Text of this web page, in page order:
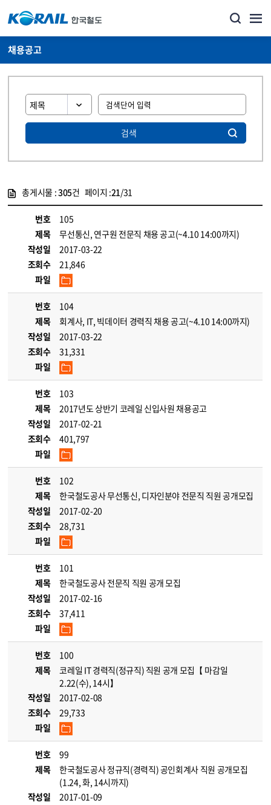
채용공고
검색
총게시물 :305건 페이지 :21/31
번호
105
제목
무선통신, 연구원 전문직 채용 공고(~4.10 14:00까지)
작성일
2017-03-22
조회수
21,846
파일
번호
104
제목
회계사, IT, 빅데이터 경력직 채용 공고(~4.10 14:00까지)
작성일
2017-03-22
조회수
31,331
파일
번호
103
제목
2017년도 상반기 코레일 신입사원 채용공고
작성일
2017-02-21
조회수
401,797
파일
번호
102
제목
한국철도공사 무선통신, 디자인분야 전문직 직원 공개모집
작성일
2017-02-20
조회수
28,731
파일
번호
101
제목
한국철도공사 전문직 직원 공개 모집
작성일
2017-02-16
조회수
37,411
파일
번호
100
제목
코레일 IT 경력직(정규직) 직원 공개 모집【 마감일
2.22(수), 14시】
작성일
2017-02-08
조회수
29,733
파일
번호
99
제목
한국철도공사 정규직(경력직) 공인회계사 직원 공개모집
(1.24, 화, 14시까지)
작성일
2017-01-09